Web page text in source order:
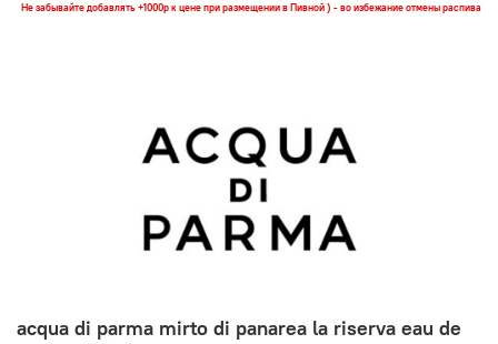
Не забывайте добавлять +1000р к цене при размещении в Пивной ) - во избежание отмены распива
acqua di parma mirto di panarea la riserva eau de